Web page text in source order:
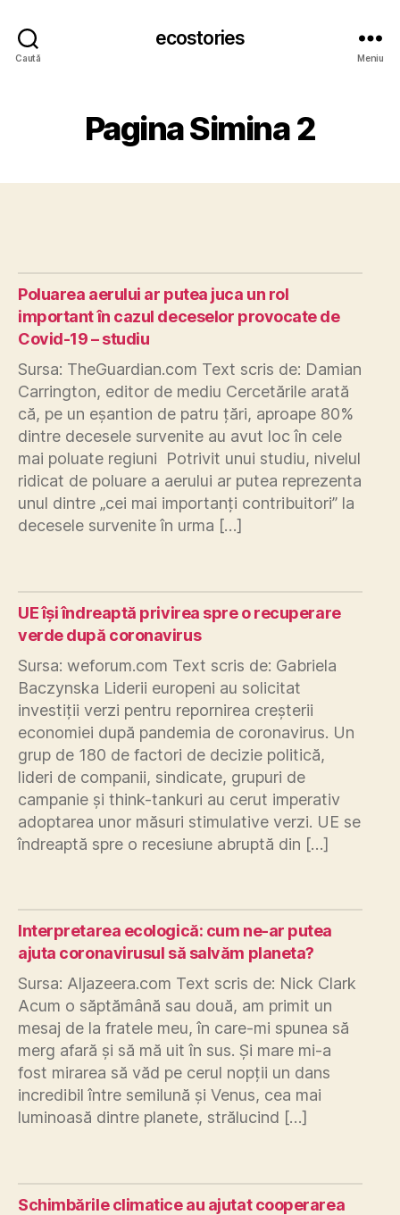
Caută
ecostories
Meniu
Pagina Simina 2
Poluarea aerului ar putea juca un rol
important în cazul deceselor provocate de
Covid-19 – studiu
Sursa: TheGuardian.com Text scris de: Damian
Carrington, editor de mediu Cercetările arată
că, pe un eșantion de patru țări, aproape 80%
dintre decesele survenite au avut loc în cele
mai poluate regiuni Potrivit unui studiu, nivelul
ridicat de poluare a aerului ar putea reprezenta
unul dintre „cei mai importanți contribuitori” la
decesele survenite în urma […]
UE își îndreaptă privirea spre o recuperare
verde după coronavirus
Sursa: weforum.com Text scris de: Gabriela
Baczynska Liderii europeni au solicitat
investiții verzi pentru repornirea creșterii
economiei după pandemia de coronavirus. Un
grup de 180 de factori de decizie politică,
lideri de companii, sindicate, grupuri de
campanie și think-tankuri au cerut imperativ
adoptarea unor măsuri stimulative verzi. UE se
îndreaptă spre o recesiune abruptă din […]
Interpretarea ecologică: cum ne-ar putea
ajuta coronavirusul să salvăm planeta?
Sursa: Aljazeera.com Text scris de: Nick Clark
Acum o săptămână sau două, am primit un
mesaj de la fratele meu, în care-mi spunea să
merg afară și să mă uit în sus. Și mare mi-a
fost mirarea să văd pe cerul nopții un dans
incredibil între semilună și Venus, cea mai
luminoasă dintre planete, strălucind […]
Schimbările climatice au ajutat cooperarea